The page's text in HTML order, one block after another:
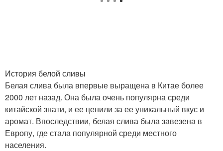
История белой сливы
Белая слива была впервые выращена в Китае более
2000 лет назад. Она была очень популярна среди
китайской знати, и ее ценили за ее уникальный вкус и
аромат. Впоследствии, белая слива была завезена в
Европу, где стала популярной среди местного
населения.